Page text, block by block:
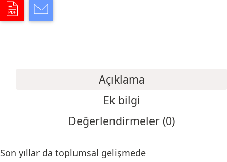
Açıklama
Ek bilgi
Değerlendirmeler (0)
Son yıllar da toplumsal gelişmede